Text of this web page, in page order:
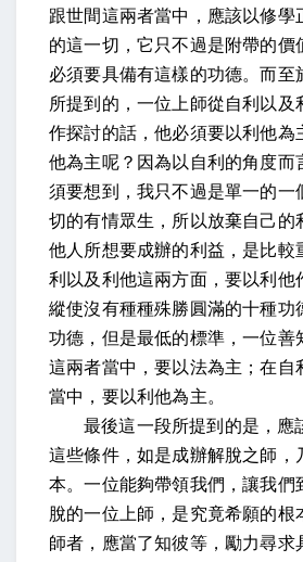
跟世間這兩者當中，應該以修學
的這一切，它只不過是附帶的價
必須要具備有這樣的功德。而至
所提到的，一位上師從自利以及
作探討的話，他必須要以利他為
他為主呢？因為以自利的角度而
須要想到，我只不過是單一的一
切的有情眾生，所以放棄自己的
他人所想要成辦的利益，是比較
利以及利他這兩方面，要以利他
縱使沒有種種殊勝圓滿的十種功
功德，但是最低的標準，一位善
這兩者當中，要以法為主；在自
當中，要以利他為主。
最後這一段所提到的是，應
這些條件， 如是成辦解脫之師，
本。一位能夠帶領我們，讓我們
脫的一位上師，是究竟希願的根
師者，應當了知彼等，勵力尋求